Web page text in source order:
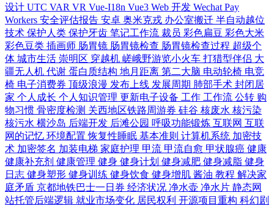
设计 UTC VAR VR Vue-I18n Vue3 Web 开发 Wechat Pay
Workers 安全评估报告 安卓 奥米克戎 办公室搬迁 半自动越位
技术 保护人类 保护牙齿 笔记工作流 裁员 彩色扁豆 彩色大米
彩色豆类 插画师 肠胃镜 肠胃镜检查 肠胃镜检查过程 超级个
体 城市生活 崇明区 穿越机 嵯峨野游览小火车 打猎型伴侣 大
疆无人机 代谢 蛋白质结构 地月距离 第二大脑 电动轮椅 电竞
椅 电子消费券 顶级浪漫 发布上线 发展周期 肺部手术 封闭居
家 个人成长 个人知识管理 更新电子设备 工作 工作流 公转 购
物习惯 骨密度检测 关西地区铁路周游券 硅谷 核废水 核污染
核污水 横沙岛 后端开发 后滩公园 呼吸功能锻炼 互联网 互联
网的记忆 环境配置恢复性睡眠 基本准则 计算机系统 加密技
术 加密签名 加装电梯 家庭护理 甲流 甲流自愈 甲状腺癌 健康
健康补充剂 健康管理 健身 健身计划 健身减肥 健身减脂 健身
日志 健身塑形 健身训练 健身饮食 健身增肌 酱油 教程 解决家
庭矛盾 京都地铁巴士一日券 经济状况 净水壶 净水片 静态网
站托管后端逻辑 就业市场变化 居民权利 开源项目重构 科幻剧